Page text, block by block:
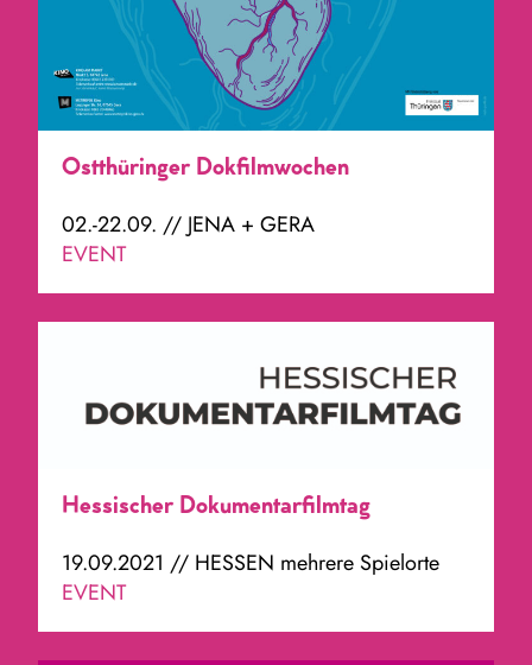
Ostthüringer Dokfilmwochen
02.-22.09. // JENA + GERA
EVENT
Hessischer Dokumentarfilmtag
19.09.2021 // HESSEN mehrere Spielorte
EVENT